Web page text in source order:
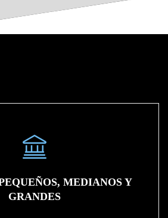
MEDIANOS Y
GRANDES